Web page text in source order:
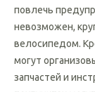
другим
повлечь
невозможен,
велосипедом.
могут